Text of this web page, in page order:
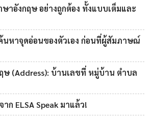
าอังกฤษ อย่างถูกต้อง ทั้งแบบเต็มและ
นหาจุดอ่อนของตัวเอง ก่อนที่ผู้สัมภาษณ์
ษ (Address): บ้านเลขที่ หมู่บ้าน ตำบล
าก ELSA Speak มาแล้ว!